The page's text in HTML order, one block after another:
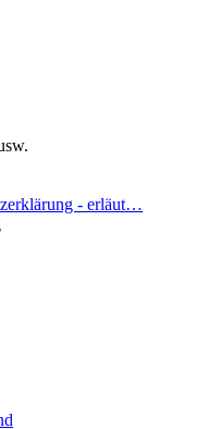
- erläut…